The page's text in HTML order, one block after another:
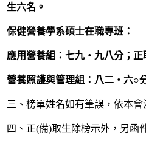
生六名。
保健營養學系碩士在職專班：
應用營養組：七九‧九八分；正
營養照護與管理組：八二‧六○
三、榜單姓名如有筆誤，依本
四、正(備)取生除榜示外，另函